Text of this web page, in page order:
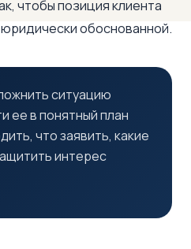
чтобы позиция клиента
обоснованной.
ситуацию
ее в понятный план
что заявить, какие
интерес